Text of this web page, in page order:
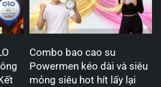
Combo bao cao su
Powermen kéo dài và siêu
mỏng siêu hot hít lấy lại